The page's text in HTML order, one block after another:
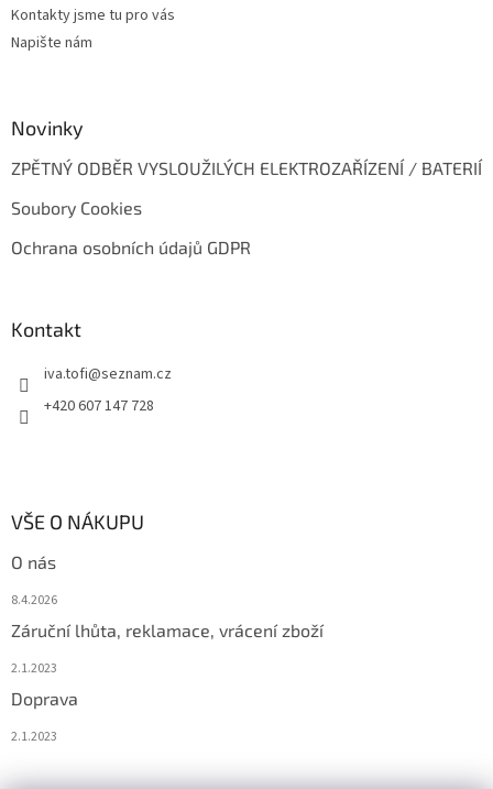
Kontakty jsme tu pro vás
Napište nám
Novinky
ZPĚTNÝ ODBĚR VYSLOUŽILÝCH ELEKTROZAŘÍZENÍ / BATERIÍ
Soubory Cookies
Ochrana osobních údajů GDPR
Kontakt
iva.tofi@seznam.cz
+420 607 147 728
VŠE O NÁKUPU
O nás
8.4.2026
Záruční lhůta, reklamace, vrácení zboží
2.1.2023
Doprava
2.1.2023